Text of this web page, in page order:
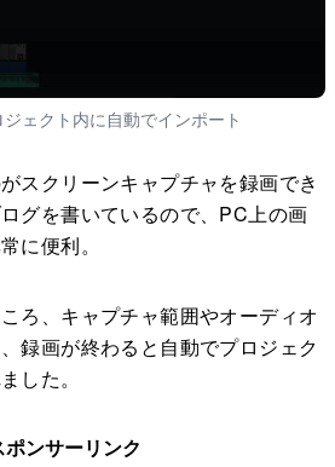
ェクト内に自動でインポート
スクリーンキャプチャを録画でき
グを書いているので、PC上の画
に便利。
ろ、キャプチャ範囲やオーディオ
録画が終わると自動でプロジェク
した。
ポンサーリンク